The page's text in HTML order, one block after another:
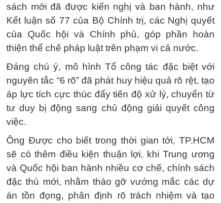
sách mới đã được kiến nghị và ban hành, như
Kết luận số 77 của Bộ Chính trị, các Nghị quyết
của Quốc hội và Chính phủ, góp phần hoàn
thiện thể chế pháp luật trên phạm vi cả nước.
Đáng chú ý, mô hình Tổ công tác đặc biệt với
nguyên tắc “6 rõ” đã phát huy hiệu quả rõ rệt, tạo
áp lực tích cực thúc đẩy tiến độ xử lý, chuyển từ
tư duy bị động sang chủ động giải quyết công
việc.
Ông Được cho biết trong thời gian tới, TP.HCM
sẽ có thêm điều kiện thuận lợi, khi Trung ương
và Quốc hội ban hành nhiều cơ chế, chính sách
đặc thù mới, nhằm tháo gỡ vướng mắc các dự
án tồn đọng, phân định rõ trách nhiệm và tạo